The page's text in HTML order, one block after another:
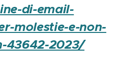
di-email-
molestie-e-non-
43642-2023/